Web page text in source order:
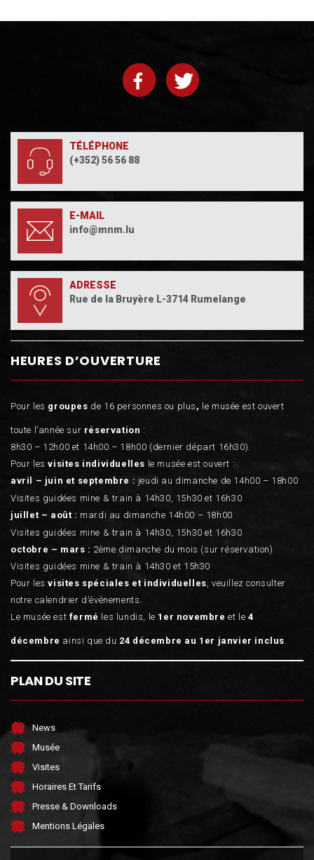
TÉLÉPHONE
(+352) 56 56 88
E-MAIL
info@mnm.lu
ADRESSE
Rue de la Bruyère L-3714 Rumelange
HEURES D’OUVERTURE
Pour les groupes de 16 personnes ou plus , le musée est ouvert
toute l’année sur réservation :
8h30 – 12h00 et 14h00 – 18h00 (dernier départ 16h30).
Pour lesvisites individuelles le musée est ouvert :
avril – juin et septembre : jeudi au dimanche de 14h00 – 18h00
Visites guidées mine & train à 14h30, 15h30 et 16h30
juillet – août : mardi au dimanche 14h00 – 18h00
Visites guidées mine & train à 14h30, 15h30 et 16h30
octobre – mars : 2ème dimanche du mois (sur réservation)
Visites guidées mine & train à 14h30 et 15h30
Pour lesvisites spéciales et individuelles , veuillez consulter
notre calendrier d’événements.
Le musée est fermé les lundis, le 1er novembre et le 4
décembre ainsi que du 24 décembre au 1er janvier inclus
PLAN DU SITE
News
Musée
Visites
Horaires Et Tarifs
Presse & Downloads
Mentions Légales